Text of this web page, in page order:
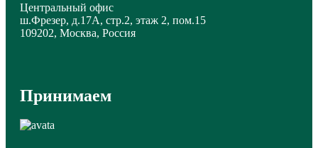
Центральный офис
ш.Фрезер, д.17А, стр.2, этаж 2, пом.15
109202, Москва, Россия
Принимаем